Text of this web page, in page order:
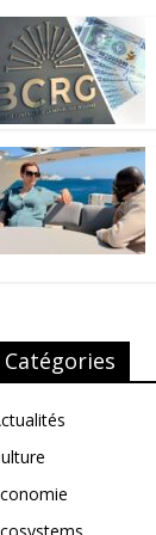
Catégories